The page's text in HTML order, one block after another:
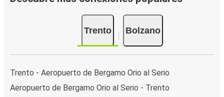
Trento Bolzano
Trento - Aeropuerto de Bergamo Orio al Serio
Aeropuerto de Bergamo Orio al Serio - Trento